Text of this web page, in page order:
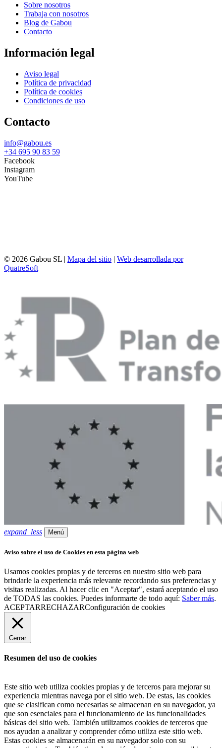
Sobre nosotros
Trabaja con nosotros
Blog de Gabou
Contacto
Información legal
Aviso legal
Política de privacidad
Política de cookies
Condiciones de uso
Contacto
info@gabou.es
+34 695 90 83 59
Facebook
Instagram
YouTube
© 2026 Gabou SL | Mapa del sitio | Web desarrollada por
QuatreSoft
expand_less Menú
Aviso sobre el uso de Cookies en esta página web
Usamos cookies propias y de terceros en nuestro sitio web para
brindarle la experiencia más relevante recordando sus preferencias y
visitas realizadas. Al hacer clic en "Aceptar", estará aceptando el uso
de TODAS las cookies. Puedes informarte de todo aquí: Saber más.
ACEPTARRECHAZARConfiguración de cookies
Cerrar
Resumen del uso de cookies
Este sitio web utiliza cookies propias y de terceros para mejorar su
experiencia mientras navega por el sitio web. De estas, las cookies
que se clasifican como necesarias se almacenan en su navegador, ya
que son esenciales para el funcionamiento de las funcionalidades
básicas del sitio web. También utilizamos cookies de terceros que
nos ayudan a analizar y comprender cómo utiliza este sitio web.
Estas cookies se almacenarán en su navegador solo con su